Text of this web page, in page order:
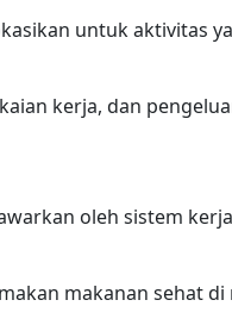
untuk aktivitas
kerja, dan
oleh sistem kerja
makanan sehat